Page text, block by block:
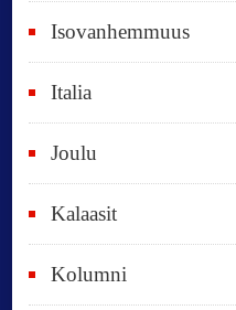
e
t
,
i
k
Isovanhemmuus
Italia
Joulu
Kalaasit
Kolumni